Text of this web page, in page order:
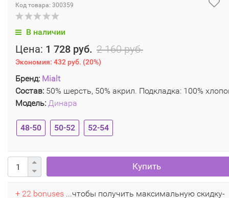
Код товара: 300359
В наличии
Цена: 1 728 руб. 2 160 руб.
Экономия: 432 руб. (20%)
Бренд: Mialt
Состав: 50% шерсть, 50% акрил. Подкладка: 100%
Модель: Динара
48-50 50-52 52-54
Купить
+ 22 bonuses ...чтобы получить максимальную скидку-